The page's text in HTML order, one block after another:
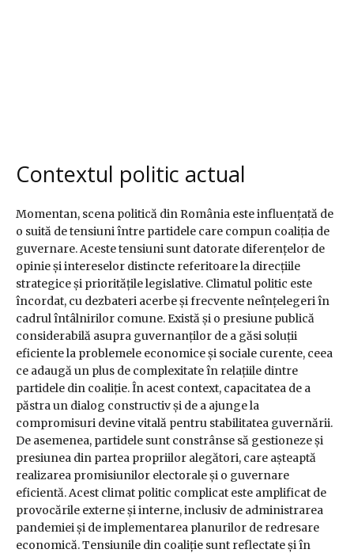
Contextul politic actual
Momentan, scena politică din România este influențată de
o suită de tensiuni între partidele care compun coaliția de
guvernare. Aceste tensiuni sunt datorate diferențelor de
opinie și intereselor distincte referitoare la direcțiile
strategice și prioritățile legislative. Climatul politic este
încordat, cu dezbateri acerbe și frecvente neînțelegeri în
cadrul întâlnirilor comune. Există și o presiune publică
considerabilă asupra guvernanților de a găsi soluții
eficiente la problemele economice și sociale curente, ceea
ce adaugă un plus de complexitate în relațiile dintre
partidele din coaliție. În acest context, capacitatea de a
păstra un dialog constructiv și de a ajunge la
compromisuri devine vitală pentru stabilitatea guvernării.
De asemenea, partidele sunt constrânse să gestioneze și
presiunea din partea propriilor alegători, care așteaptă
realizarea promisiunilor electorale și o guvernare
eficientă. Acest climat politic complicat este amplificat de
provocările externe și interne, inclusiv de administrarea
pandemiei și de implementarea planurilor de redresare
economică. Tensiunile din coaliție sunt reflectate și în